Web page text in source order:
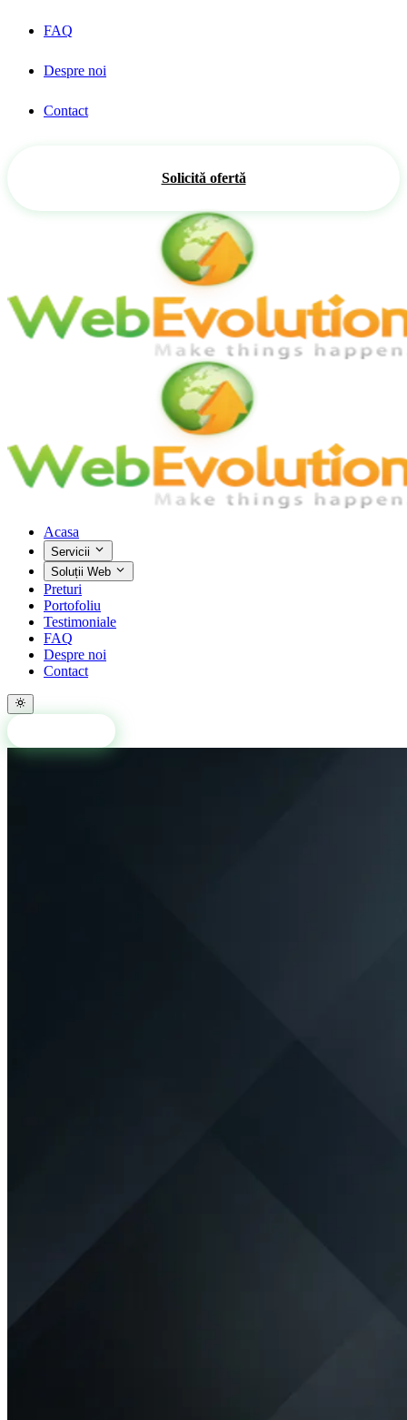
FAQ
Despre noi
Contact
Solicită ofertă
Acasa
Servicii
Soluții Web
Preturi
Portofoliu
Testimoniale
FAQ
Despre noi
Contact